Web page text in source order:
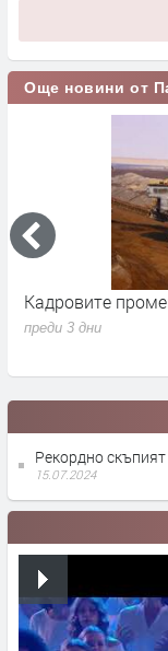
Още новини от
Кадровите
преди 3 дни
Рекордно
15.07.2024